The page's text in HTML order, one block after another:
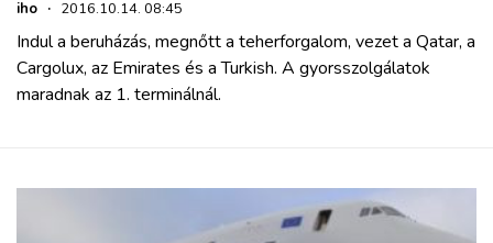
iho · 2016.10.14. 08:45
Indul a beruházás, megnőtt a teherforgalom, vezet a Qatar, a
Cargolux, az Emirates és a Turkish. A gyorsszolgálatok
maradnak az 1. terminálnál.